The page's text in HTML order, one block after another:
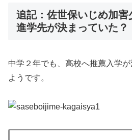
追記：佐世保いじめ加
進学先が決まっていた？
中学２年でも、高校へ推薦入学
ようです。